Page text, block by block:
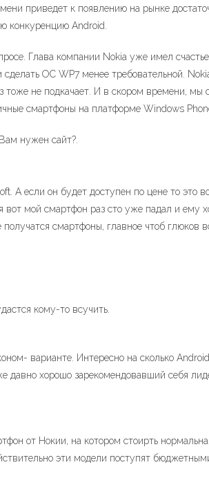
приведет к появлению на рынке
конкуренцию Android.
Глава компании Nokia уже имел счастье
ОС WP7 менее требовательной.
не подкачает. И в скором времени, мы
смартфоны на платформе Windows
нужен сайт?.
А если он будет доступен по цене то это
вот мой смартфон раз сто уже падал и ему
смартфоны, главное чтоб глюков
кому-то всучить.
варианте. Интересно на сколько
давно хорошо зарекомендовавший себя
от Нокии, на котором стоирть
эти модели поступят